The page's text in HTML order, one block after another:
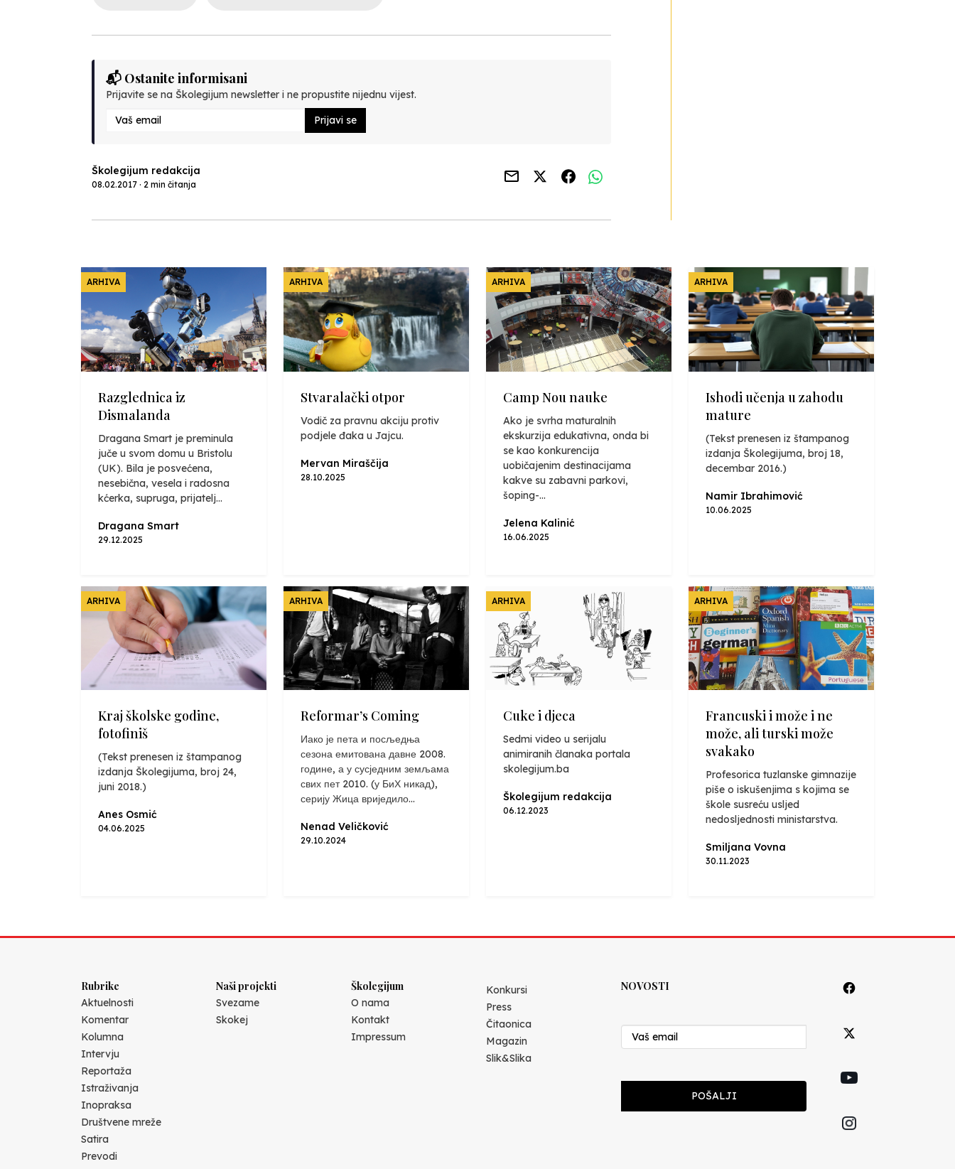
📬 Ostanite informisani
Prijavite se na Školegijum newsletter i ne propustite nijednu vijest.
Prijavi se
Školegijum redakcija
08.02.2017 · 2 min čitanja
ARHIVA
Razglednica iz
Dismalanda
Dragana Smart je preminula
juče u svom domu u Bristolu
(UK). Bila je posvećena,
nesebična, vesela i radosna
kćerka, supruga, prijatelj...
Dragana Smart
29.12.2025
ARHIVA
Stvaralački otpor
Vodič za pravnu akciju protiv
podjele đaka u Jajcu.
Mervan Miraščija
28.10.2025
ARHIVA
Camp Nou nauke
Ako je svrha maturalnih
ekskurzija edukativna, onda bi
se kao konkurencija
uobičajenim destinacijama
kakve su zabavni parkovi,
šoping-...
Jelena Kalinić
16.06.2025
ARHIVA
Ishodi učenja u zahodu
mature
(Tekst prenesen iz štampanog
izdanja Školegijuma, broj 18,
decembar 2016.)
Namir Ibrahimović
10.06.2025
ARHIVA
Kraj školske godine,
fotofiniš
(Tekst prenesen iz štampanog
izdanja Školegijuma, broj 24,
juni 2018.)
Anes Osmić
04.06.2025
ARHIVA
Reformar’s Coming
Иако је пета и посљедња
сезона емитована давне 2008.
године, а у сусједним земљама
свих пет 2010. (у БиХ никад),
серију Жица вриједило...
Nenad Veličković
29.10.2024
ARHIVA
Cuke i djeca
Sedmi video u serijalu
animiranih članaka portala
skolegijum.ba
Školegijum redakcija
06.12.2023
ARHIVA
Francuski i može i ne
može, ali turski može
svakako
Profesorica tuzlanske gimnazije
piše o iskušenjima s kojima se
škole susreću usljed
nedosljednosti ministarstva.
Smiljana Vovna
30.11.2023
Rubrike
Aktuelnosti
Komentar
Kolumna
Intervju
Reportaža
Istraživanja
Inopraksa
Društvene mreže
Satira
Prevodi
Naši projekti
Svezame
Skokej
Školegijum
O nama
Kontakt
Impressum
Konkursi
Press
Čitaonica
Magazin
Slik&Slika
NOVOSTI
POŠALJI